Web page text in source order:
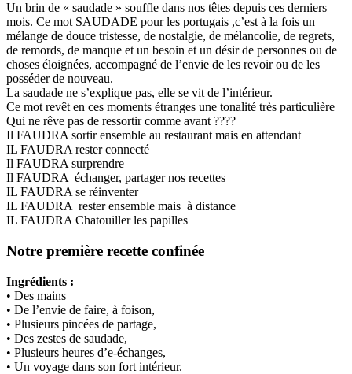
Un brin de « saudade » souffle dans nos têtes depuis ces derniers
mois. Ce mot SAUDADE pour les portugais ,c’est à la fois un
mélange de douce tristesse, de nostalgie, de mélancolie, de regrets,
de remords, de manque et un besoin et un désir de personnes ou de
choses éloignées, accompagné de l’envie de les revoir ou de les
posséder de nouveau.
La saudade ne s’explique pas, elle se vit de l’intérieur.
Ce mot revêt en ces moments étranges une tonalité très particulière
Qui ne rêve pas de ressortir comme avant ????
Il FAUDRA sortir ensemble au restaurant mais en attendant
IL FAUDRA rester connecté
Il FAUDRA surprendre
Il FAUDRA échanger, partager nos recettes
IL FAUDRA se réinventer
IL FAUDRA rester ensemble mais à distance
IL FAUDRA Chatouiller les papilles
Notre première recette confinée
Ingrédients :
• Des mains
• De l’envie de faire, à foison,
• Plusieurs pincées de partage,
• Des zestes de saudade,
• Plusieurs heures d’e-échanges,
• Un voyage dans son fort intérieur.